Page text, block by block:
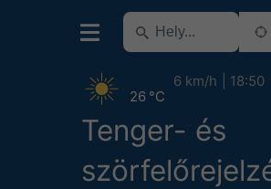
Tenger- és
26 °C
6 km/h 18:50